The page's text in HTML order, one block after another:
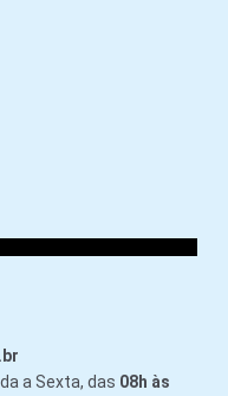
a Sexta, das 08h às